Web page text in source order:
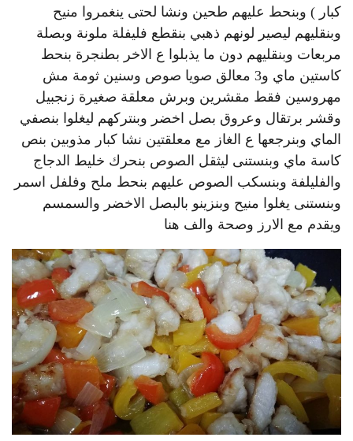
كبار ) وبنحط عليهم طحين ونشا لحتى ينغمروا منيح
وبنقليهم ليصير لونهم ذهبي بنقطع فليفلة ملونة وبصلة
مربعات وبنقليهم دون ما يذبلوا ع الاخر بطنجرة بنحط
كاستين ماي و3 معالق صويا صوص وسنين ثومة مش
مهروسين فقط مقشرين وبرش معلقة صغيرة زنجبيل
وقشر برتقال وعروق بصل اخضر وبنتركهم ليغلوا بنصفي
الماي وبنرجعها ع الغاز مع معلقتين نشا كبار مذوبين بنص
كاسة ماي وبنستنى ليثقل الصوص بنحرك خليط الدجاج
والفليلفة وبنسكب الصوص عليهم بنحط ملح وفلفل اسمر
وبنستنى يغلوا منيح وبنزينو بالبصل الاخضر والسمسم
ويقدم مع الارز وصحة والف هنا